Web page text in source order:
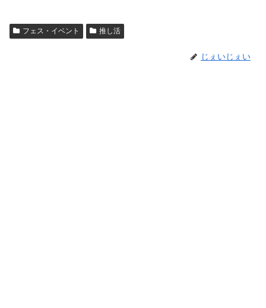
フェス・イベント 推し活
じぇいじぇい